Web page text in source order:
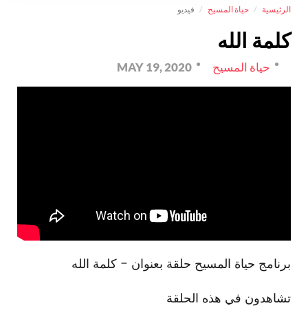
الرئيسية حياة المسيح فيديو
كلمة الله
حياة المسيح MAY 19, 2020
برنامج حياة المسيح حلقة بعنوان - كلمة الله
تشاهدون في هذه الحلقة